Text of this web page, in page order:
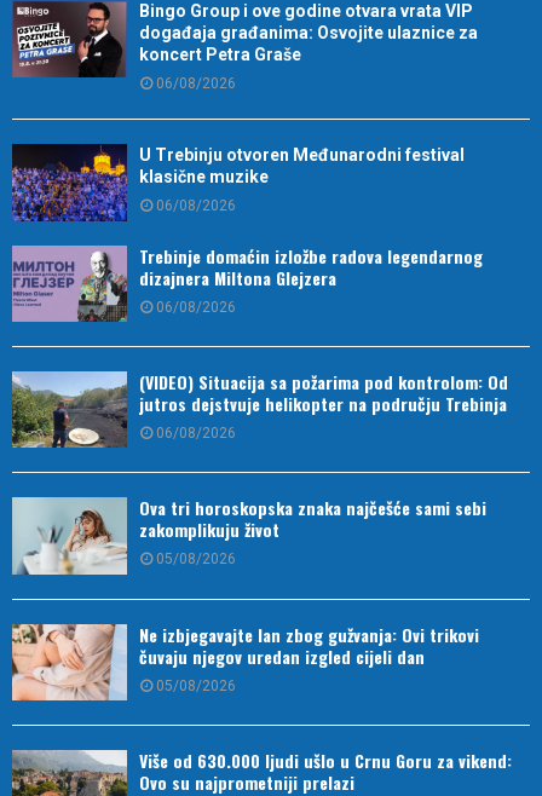
Bingo Group i ove godine otvara vrata VIP
događaja građanima: Osvojite ulaznice za
koncert Petra Graše
06/08/2026
U Trebinju otvoren Međunarodni festival
klasične muzike
06/08/2026
Trebinje domaćin izložbe radova legendarnog
dizajnera Miltona Glejzera
06/08/2026
(VIDEO) Situacija sa požarima pod kontrolom: Od
jutros dejstvuje helikopter na području Trebinja
06/08/2026
Ova tri horoskopska znaka najčešće sami sebi
zakomplikuju život
05/08/2026
Ne izbjegavajte lan zbog gužvanja: Ovi trikovi
čuvaju njegov uredan izgled cijeli dan
05/08/2026
Više od 630.000 ljudi ušlo u Crnu Goru za vikend:
Ovo su najprometniji prelazi